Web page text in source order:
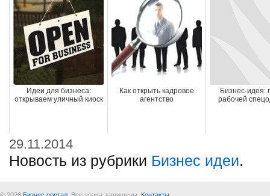
Идеи для бизнеса:
открываем уличный киоск
Как открыть кадровое
агентство
Бизнес-идея:
рабочей
29.11.2014
Новость из рубрики Бизнес идеи.